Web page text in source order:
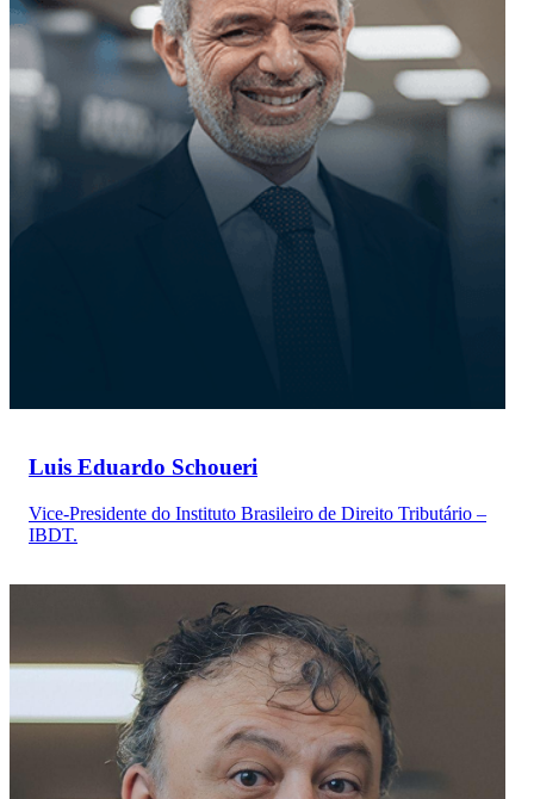
Luis Eduardo Schoueri
Vice-Presidente do Instituto Brasileiro de Direito Tributário –
IBDT.